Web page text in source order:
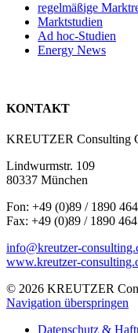
regelmäßige
Marktstudien
Ad hoc-Studien
Energy News
KONTAKT
KREUTZER Consulting
Lindwurmstr. 109
80337 München
Fon: +49 (0)89 / 1890
Fax: +49 (0)89 / 1890
info@kreutzer-
www.kreutzer-
© 2026 KREUTZER
Navigation überspringen
Datenschutz &